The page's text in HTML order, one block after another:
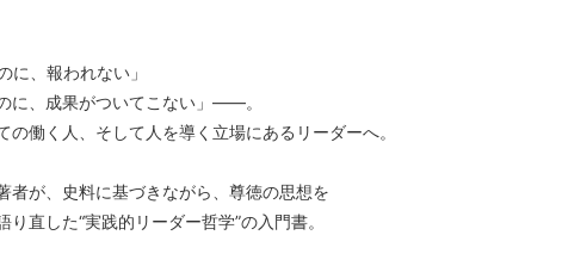
、報われない」
に、成果がついてこない」――。
の働く人、そして人を導く立場にあるリーダーへ。
者が、史料に基づきながら、尊徳の思想を
直した“実践的リーダー哲学”の入門書。